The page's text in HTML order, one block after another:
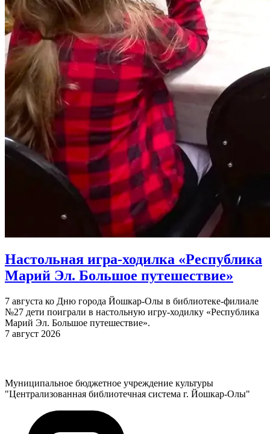
Настольная игра-ходилка «Республика
Марий Эл. Большое путешествие»
7 августа ко Дню города Йошкар-Олы в библиотеке-филиале
№27 дети поиграли в настольную игру-ходилку «Республика
Марий Эл. Большое путешествие».
7 август 2026
Муниципальное бюджетное учреждение культуры
"Централизованная библиотечная система г. Йошкар-Олы"